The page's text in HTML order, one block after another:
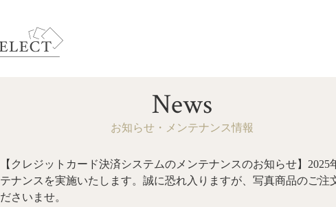
News
お知らせ・メンテナンス情報
【クレジットカード決済システムのメンテナンスのお知らせ】
テナンスを実施いたします。誠に恐れ入りますが、写真商品のご
ださいませ。